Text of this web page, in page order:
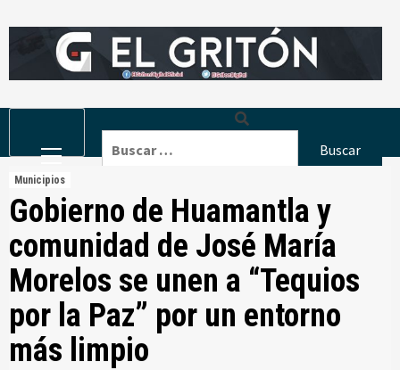
to
Menu
Municipios
Gobierno de Huamantla y
comunidad de José María
Morelos se unen a “Tequios
por la Paz” por un entorno
más limpio